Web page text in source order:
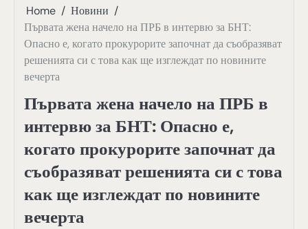
Home
Новини
Първата жена начело на ПРБ в интервю за БНТ:
Опасно е, когато прокурорите започнат да съобразяват
решенията си с това как ще изглеждат по новините
вечерта
Първата жена начело на ПРБ в
интервю за БНТ: Опасно е,
когато прокурорите започнат да
съобразяват решенията си с това
как ще изглеждат по новините
вечерта